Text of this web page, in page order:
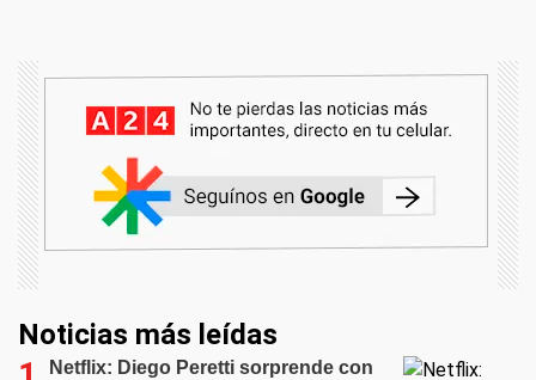
Noticias más leídas
Netflix: Diego Peretti sorprende con